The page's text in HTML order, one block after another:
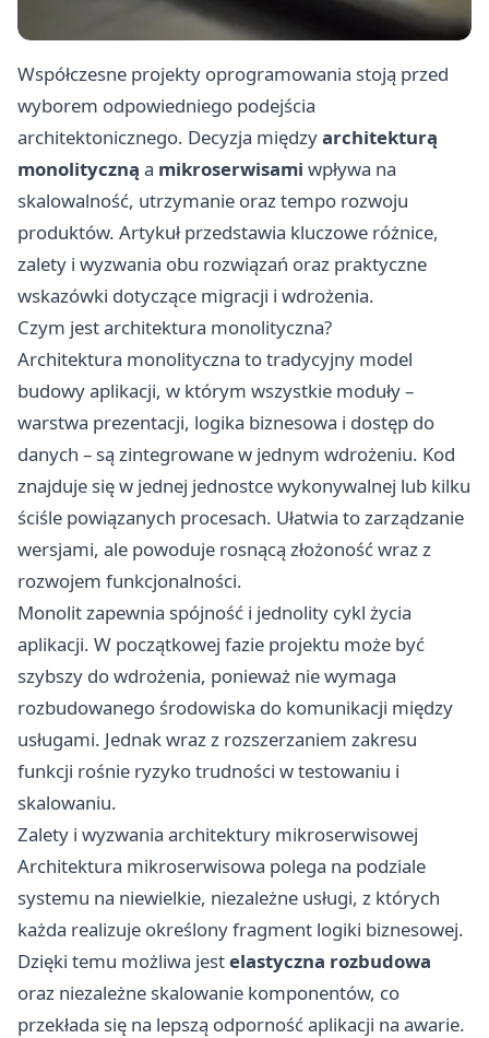
Współczesne projekty oprogramowania stoją przed
wyborem odpowiedniego podejścia
architektonicznego. Decyzja międzyarchitekturą
monolityczną a mikroserwisami wpływa na
skalowalność, utrzymanie oraz tempo rozwoju
produktów. Artykuł przedstawia kluczowe różnice,
zalety i wyzwania obu rozwiązań oraz praktyczne
wskazówki dotyczące migracji i wdrożenia.
Czym jest architektura monolityczna?
Architektura monolityczna to tradycyjny model
budowy aplikacji, w którym wszystkie moduły –
warstwa prezentacji, logika biznesowa i dostęp do
danych – są zintegrowane w jednym wdrożeniu. Kod
znajduje się w jednej jednostce wykonywalnej lub kilku
ściśle powiązanych procesach. Ułatwia to zarządzanie
wersjami, ale powoduje rosnącą złożoność wraz z
rozwojem funkcjonalności.
Monolit zapewnia spójność i jednolity cykl życia
aplikacji. W początkowej fazie projektu może być
szybszy do wdrożenia, ponieważ nie wymaga
rozbudowanego środowiska do komunikacji między
usługami. Jednak wraz z rozszerzaniem zakresu
funkcji rośnie ryzyko trudności w testowaniu i
skalowaniu.
Zalety i wyzwania architektury mikroserwisowej
Architektura mikroserwisowa polega na podziale
systemu na niewielkie, niezależne usługi, z których
każda realizuje określony fragment logiki biznesowej.
Dzięki temu możliwa jestelastyczna rozbudowa
oraz niezależne skalowanie komponentów, co
przekłada się na lepszą odporność aplikacji na awarie.